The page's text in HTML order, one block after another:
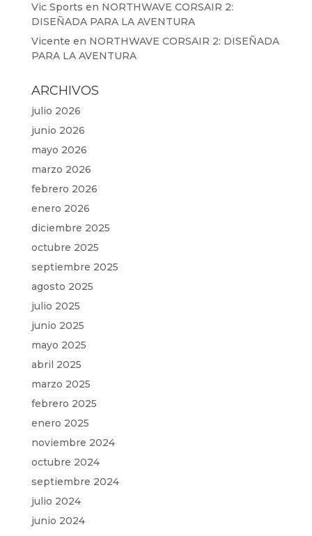
Vic Sports en NORTHWAVE CORSAIR 2:
DISEÑADA PARA LA AVENTURA
Vicente en NORTHWAVE CORSAIR 2: DISEÑADA
PARA LA AVENTURA
ARCHIVOS
julio 2026
junio 2026
mayo 2026
marzo 2026
febrero 2026
enero 2026
diciembre 2025
octubre 2025
septiembre 2025
agosto 2025
julio 2025
junio 2025
mayo 2025
abril 2025
marzo 2025
febrero 2025
enero 2025
noviembre 2024
octubre 2024
septiembre 2024
julio 2024
junio 2024